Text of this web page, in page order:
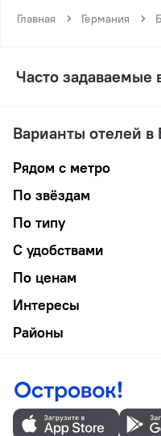
Главная Германия
Часто задаваемые
Варианты отелей в
Рядом с метро
По звёздам
По типу
С удобствами
По ценам
Интересы
Районы